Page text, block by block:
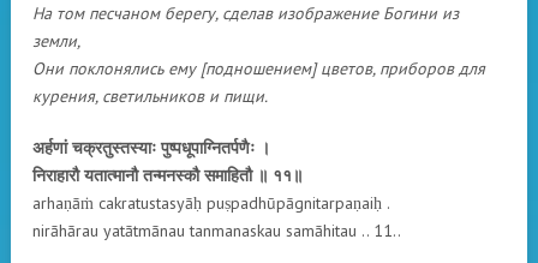
На том песчаном берегу, сделав изображение Богини из
земли,
Они поклонялись ему [подношением] цветов, приборов для
курения, светильников и пищи.
अर्हणां चक्रतुस्तस्याः पुष्पधूपाग्नितर्पणैः ।
निराहारौ यतात्मानौ तन्मनस्कौ समाहितौ ॥ ११॥
arhaṇāṁ cakratustasyāḥ puṣpadhūpāgnitarpaṇaiḥ .
nirāhārau yatātmānau tanmanaskau samāhitau .. 11..